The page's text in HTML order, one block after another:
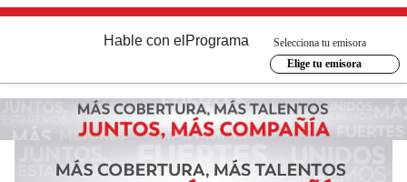
Hable con el Programa
Selecciona tu emisora
Elige tu emisora